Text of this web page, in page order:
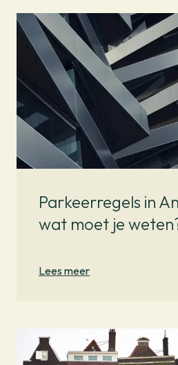
Parkeerregels in
wat moet je
Lees meer